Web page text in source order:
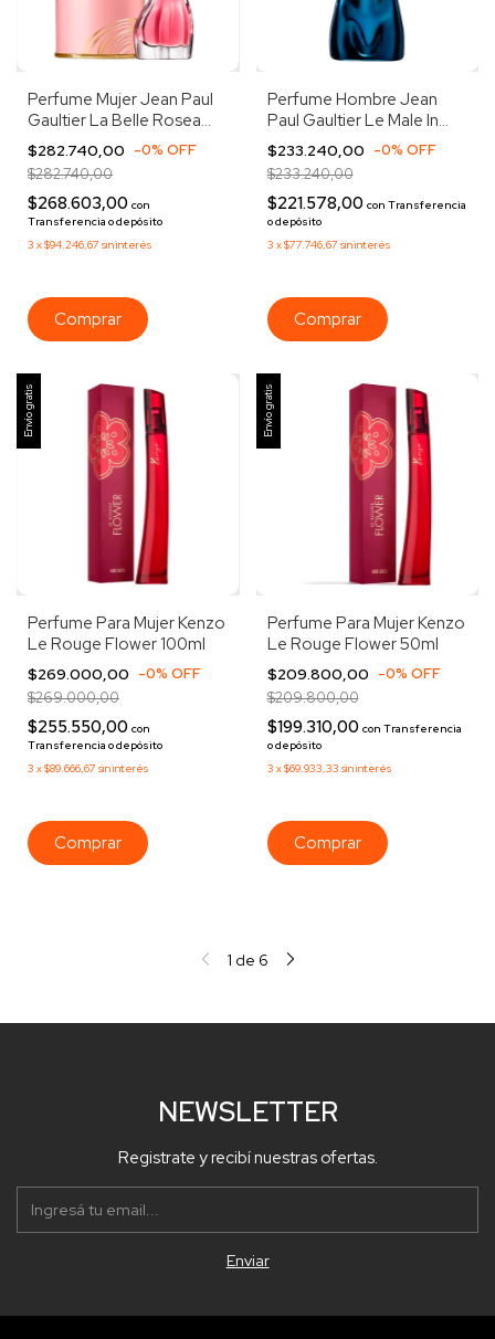
Perfume Mujer Jean Paul
Gaultier La Belle Rosea
Edp 100ml
$282.740,00 -0% OFF
$282.740,00
$268.603,00 con
Transferencia o depósito
3 x$94.246,67 sin interés
Perfume Hombre Jean
Paul Gaultier Le Male In
Blue Edp 125ml
$233.240,00 -0% OFF
$233.240,00
$221.578,00 con Transferencia
o depósito
3 x$77.746,67 sin interés
Envío gratis
Perfume Para Mujer Kenzo
Le Rouge Flower 100ml
$269.000,00 -0% OFF
$269.000,00
$255.550,00 con
Transferencia o depósito
3 x$89.666,67 sin interés
Envío gratis
Perfume Para Mujer Kenzo
Le Rouge Flower 50ml
$209.800,00 -0% OFF
$209.800,00
$199.310,00 con Transferencia
o depósito
3 x$69.933,33 sin interés
1 de 6
NEWSLETTER
Registrate y recibí nuestras ofertas.